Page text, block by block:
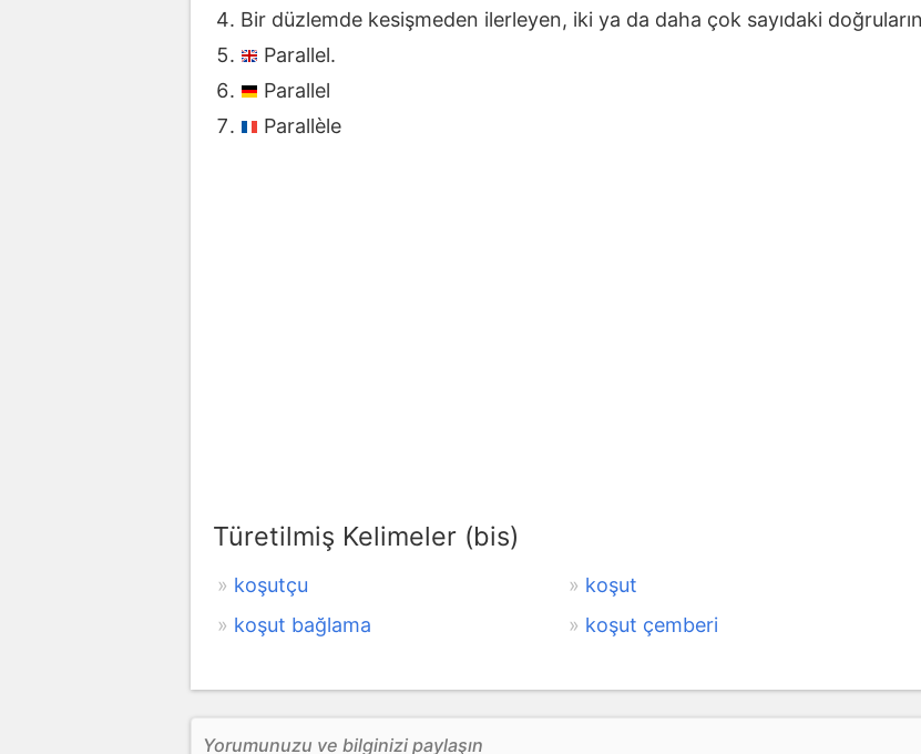
Bir düzlemde kesişmeden ilerleyen, iki ya da daha çok sayıdaki doğruların
Parallel.
Parallel
Parallèle
Türetilmiş Kelimeler (bis)
koşutçu koşut
koşut bağlama
koşut çemberi
Yorumunuzu ve bilginizi paylaşın